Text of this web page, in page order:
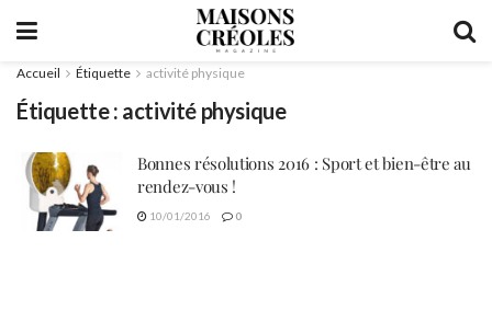
Accueil Étiquette activité physique
Étiquette : activité physique
Bonnes résolutions 2016 : Sport et bien-être au
rendez-vous !
10/01/2016 0